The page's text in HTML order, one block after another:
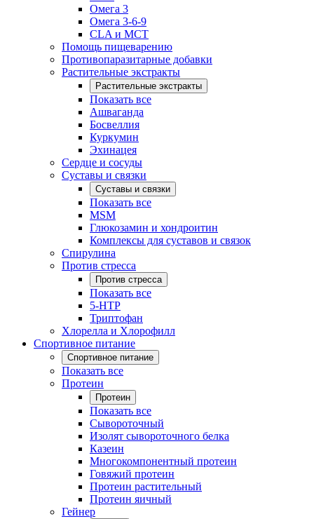
Омега 3
Омега 3-6-9
CLA и MCT
Помощь пищеварению
Противопаразитарные добавки
Растительные экстракты
Растительные экстракты
Показать все
Ашваганда
Босвеллия
Куркумин
Эхинацея
Сердце и сосуды
Суставы и связки
Суставы и связки
Показать все
MSM
Глюкозамин и хондроитин
Комплексы для суставов и связок
Спирулина
Против стресса
Против стресса
Показать все
5-HTP
Триптофан
Хлорелла и Хлорофилл
Спортивное питание
Спортивное питание
Показать все
Протеин
Протеин
Показать все
Сывороточный
Изолят сывороточного белка
Казеин
Многокомпонентный протеин
Говяжий протеин
Протеин растительный
Протеин яичный
Гейнер